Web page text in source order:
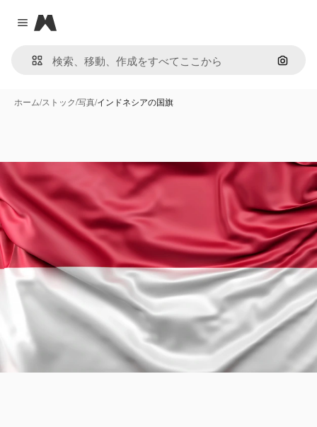
Close menu
Magnific
画像で
ホーム/ストック/写真/インドネシアの国旗